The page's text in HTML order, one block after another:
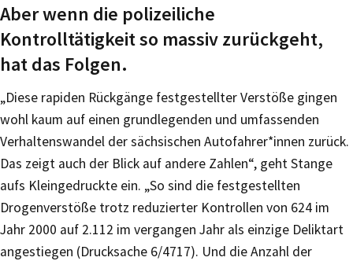
Aber wenn die polizeiliche
Kontrolltätigkeit so massiv zurückgeht,
hat das Folgen.
„Diese rapiden Rückgänge festgestellter Verstöße gingen
wohl kaum auf einen grundlegenden und umfassenden
Verhaltenswandel der sächsischen Autofahrer*innen zurück.
Das zeigt auch der Blick auf andere Zahlen“, geht Stange
aufs Kleingedruckte ein. „So sind die festgestellten
Drogenverstöße trotz reduzierter Kontrollen von 624 im
Jahr 2000 auf 2.112 im vergangen Jahr als einzige Deliktart
angestiegen (Drucksache 6/4717). Und die Anzahl der